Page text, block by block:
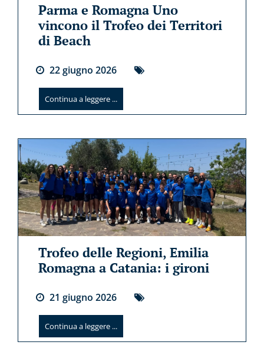
Parma e Romagna Uno
vincono il Trofeo dei Territori
di Beach
22giugno 2026
Continua a leggere ...
Trofeo delle Regioni, Emilia
Romagna a Catania: i gironi
21 giugno 2026
Continua a leggere ...